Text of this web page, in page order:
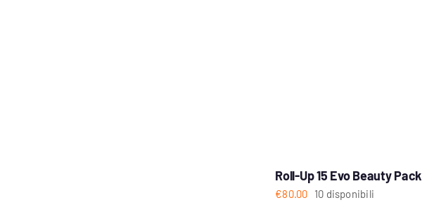
Roll-Up 15 Evo Beauty Pack
€80.00 10 disponibili